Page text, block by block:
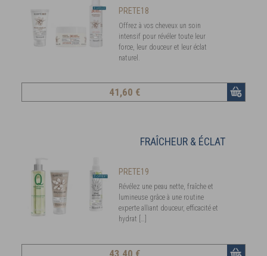
PRETE18
Offrez à vos cheveux un soin
intensif pour révéler toute leur
force, leur douceur et leur éclat
naturel.
41,60 €
FRAÎCHEUR & ÉCLAT
PRETE19
Révélez une peau nette, fraîche et
lumineuse grâce à une routine
experte alliant douceur, efficacité et
hydrat […]